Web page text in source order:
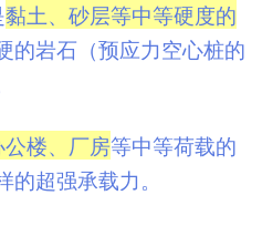
黏土、砂层等中等硬度的
的岩石（预应力空心桩的
楼、厂房等中等荷载的
超强承载力。